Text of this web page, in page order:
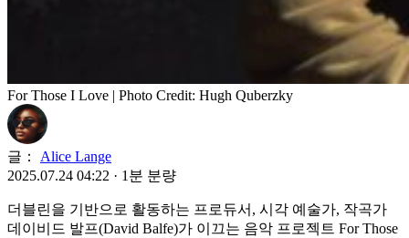
For Those I Love | Photo Credit: Hugh Quberzky
글：
Alice Lange
2025.07.24 04:22 · 1분 분량
더블린을 기반으로 활동하는 프로듀서, 시각 예술가, 작곡가
데이비드 발프(David Balfe)가 이끄는 음악 프로젝트 For Those